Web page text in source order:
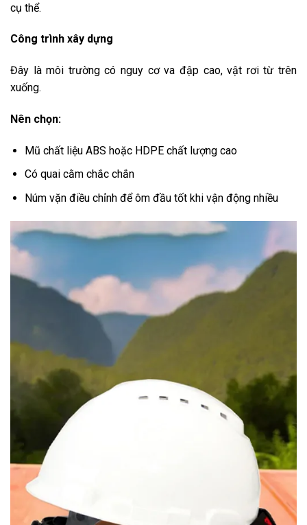
cụ thể.
Công trình xây dựng
Đây là môi trường có nguy cơ va đập cao, vật rơi từ trên
xuống.
Nên chọn:
Mũ chất liệu ABS hoặc HDPE chất lượng cao
Có quai cằm chắc chắn
Núm vặn điều chỉnh để ôm đầu tốt khi vận động nhiều